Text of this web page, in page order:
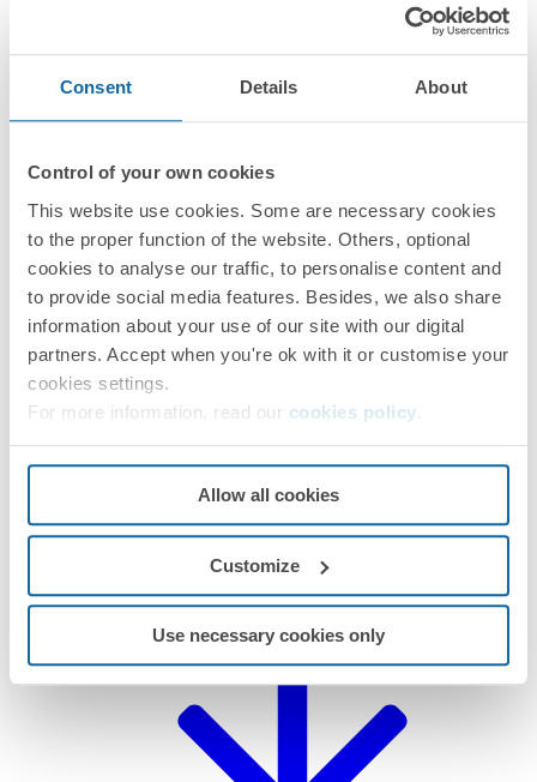
Consent Details About
Control of your own cookies
This website use cookies. Some are necessary cookies
to the proper function of the website. Others, optional
cookies to analyse our traffic, to personalise content and
to provide social media features. Besides, we also share
information about your use of our site with our digital
partners. Accept when you're ok with it or customise your
cookies settings.
For more information, read our cookies policy
Allow all cookies
Customize
Use necessary cookies only